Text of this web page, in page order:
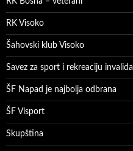
RK Visoko
Šahovski klub Visoko
Savez za sport i rekreaciju invalida
ŠF Napad je najbolja odbrana
ŠF Visport
Skupština